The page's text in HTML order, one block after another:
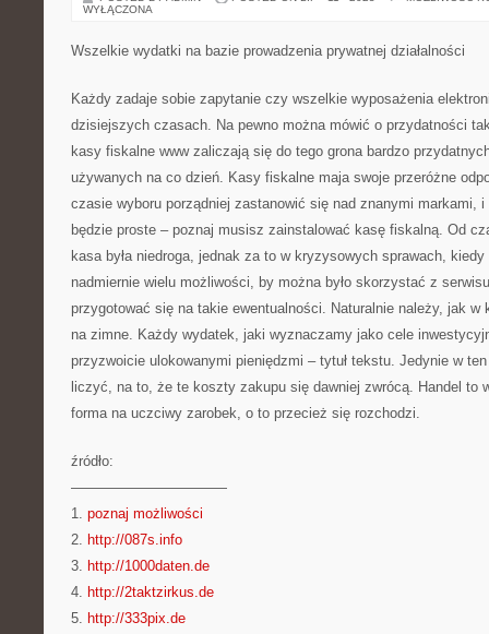
WYŁĄCZONA
Wszelkie wydatki na bazie prowadzenia prywatnej działalności
Każdy zadaje sobie zapytanie czy wszelkie wyposażenia
dzisiejszych czasach. Na pewno można mówić o przydatności
kasy fiskalne www zaliczają się do tego grona bardzo
używanych na co dzień. Kasy fiskalne maja swoje przeróżne
czasie wyboru porządniej zastanowić się nad znanymi markami,
będzie proste – poznaj musisz zainstalować kasę fiskalną. Od
kasa była niedroga, jednak za to w kryzysowych sprawach,
nadmiernie wielu możliwości, by można było skorzystać z
przygotować się na takie ewentualności. Naturalnie należy, jak w
na zimne. Każdy wydatek, jaki wyznaczamy jako cele
przyzwoicie ulokowanymi pieniędzmi – tytuł tekstu. Jedynie w
liczyć, na to, że te koszty zakupu się dawniej zwrócą. Handel to
forma na uczciwy zarobek, o to przecież się rozchodzi.
źródło:
———————————
1. poznaj możliwości
2. http://087s.info
3. http://1000daten.de
4. http://2taktzirkus.de
5. http://333pix.de